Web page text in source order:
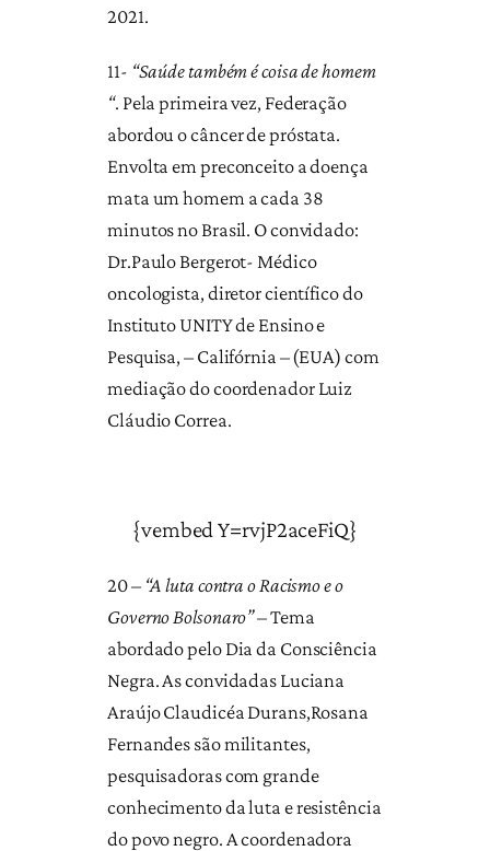
2021.
11- “Saúde também é coisa de homem
“. Pela primeira vez, Federação
abordou o câncer de próstata.
Envolta em preconceito a doença
mata um homem a cada 38
minutos no Brasil. O convidado:
Dr.Paulo Bergerot- Médico
oncologista, diretor científico do
Instituto UNITY de Ensino e
Pesquisa, – Califórnia – (EUA) com
mediação do coordenador Luiz
Cláudio Correa.
{vembed Y=rvjP2aceFiQ}
20 – “A luta contra o Racismo e o
Governo Bolsonaro”– Tema
abordado pelo Dia da Consciência
Negra. As convidadas Luciana
Araújo Claudicéa Durans,Rosana
Fernandes são militantes,
pesquisadoras com grande
conhecimento da luta e resistência
do povo negro. A coordenadora